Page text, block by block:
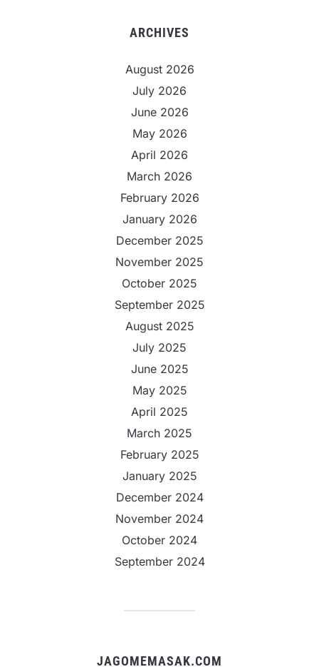
ARCHIVES
August 2026
July 2026
June 2026
May 2026
April 2026
March 2026
February 2026
January 2026
December 2025
November 2025
October 2025
September 2025
August 2025
July 2025
June 2025
May 2025
April 2025
March 2025
February 2025
January 2025
December 2024
November 2024
October 2024
September 2024
JAGOMEMASAK.COM